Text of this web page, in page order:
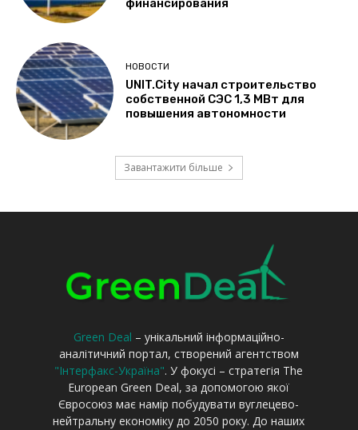
Green Deal – унікальний інформаційно-
аналітичний портал, створений агентством
"Інтерфакс-Україна". У фокусі – стратегія The
European Green Deal, за допомогою якої
Євросоюз має намір побудувати вуглецево-
нейтральну економіку до 2050 року. До наших